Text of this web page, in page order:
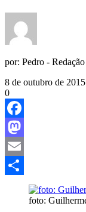
por: Pedro - Redação
8 de outubro de 2015
0
Facebook
Mastodon
Email
foto: